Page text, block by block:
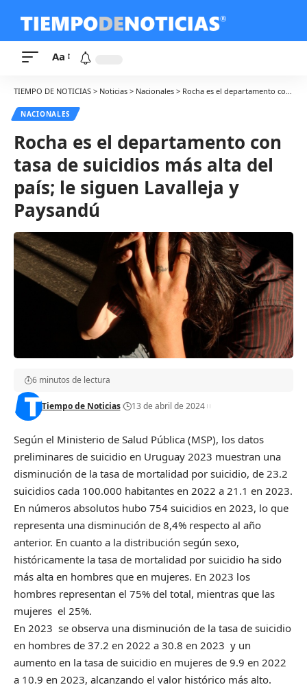
Aa
TIEMPO DE NOTICIAS > Noticias > Nacionales > Rocha es el departamento con tasa de suicidios más alta del país; le siguen Lavalleja y Paysandú
NACIONALES
Rocha es el departamento con
tasa de suicidios más alta del
país; le siguen Lavalleja y
Paysandú
Tiempo de Noticias 13 de abril de 2024
6 minutos de lectura
Según el Ministerio de Salud Pública (MSP), los datos
preliminares de suicidio en Uruguay 2023 muestran una
disminución de la tasa de mortalidad por suicidio, de 23.2
suicidios cada 100.000 habitantes en 2022 a 21.1 en 2023.
En números absolutos hubo 754 suicidios en 2023, lo que
representa una disminución de 8,4% respecto al año
anterior. En cuanto a la distribución según sexo,
históricamente la tasa de mortalidad por suicidio ha sido
más alta en hombres que en mujeres. En 2023 los
hombres representan el 75% del total, mientras que las
mujeres el 25%.
En 2023 se observa una disminución de la tasa de suicidio
en hombres de 37.2 en 2022 a 30.8 en 2023 y un
aumento en la tasa de suicidio en mujeres de 9.9 en 2022
a 10.9 en 2023, alcanzando el valor histórico más alto.